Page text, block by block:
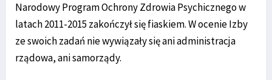
Narodowy Program Ochrony Zdrowia Psychicznego w
latach 2011-2015 zakończył się fiaskiem. W ocenie Izby
ze swoich zadań nie wywiązały się ani administracja
rządowa, ani samorządy.